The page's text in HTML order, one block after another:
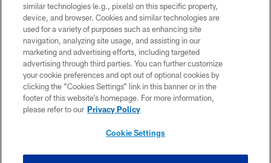
© 2026 Forty Niners Football Company LLC
TERMS AND CONDITIONS
PRIVACY POLICY
ACCESSIBILITY
CONTACT US
similar technologies (e.g., pixels) on this specific property,
device, and browser. Cookies and similar technologies are
used for a variety of purposes such as enhancing site
navigation, analyzing site usage, and assisting in our
marketing and advertising efforts, including targeted
advertising through third parties. You can further customize
your cookie preferences and opt out of optional cookies by
clicking the “Cookies Settings” link in this banner or in the
footer of this website’s homepage. For more information,
please refer to our Privacy Policy
Cookie Settings